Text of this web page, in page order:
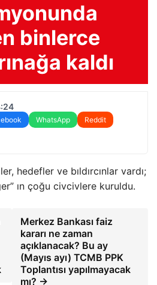
binlerce
kaldı
WhatsApp
Reddit
hedefler ve bıldırcınlar vardı;
ın çoğu civcivlere kuruldu.
Merkez Bankası faiz
kararı ne zaman
açıklanacak? Bu ay
(Mayıs ayı) TCMB PPK
Toplantısı yapılmayacak
mı? →